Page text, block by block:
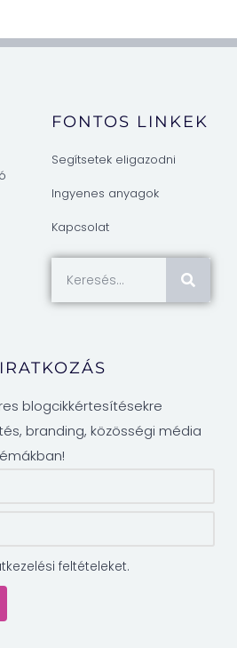
FONTOS LINKEK
Segítsetek eligazodni
Ingyenes anyagok
Kapcsolat
blogcikkértesítésekre
branding, közösségi média
feltételeket.